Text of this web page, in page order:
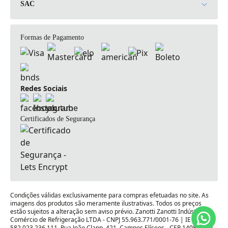
Política de Privacidade de Dados
Política de Cupons
SAC
sac@zanottirefrigeracao.com.br
Dúvidas Frequentes
Fale Conosco
Formas de Pagamento
Redes Sociais
Certificados de Segurança
Condições válidas exclusivamente para compras efetuadas no site. As
imagens dos produtos são meramente ilustrativas. Todos os preços
estão sujeitos a alteração sem aviso prévio. Zanotti Zanotti Indústria e
Comércio de Refrigeração LTDA - CNPJ 55.963.771/0001-76 | IE